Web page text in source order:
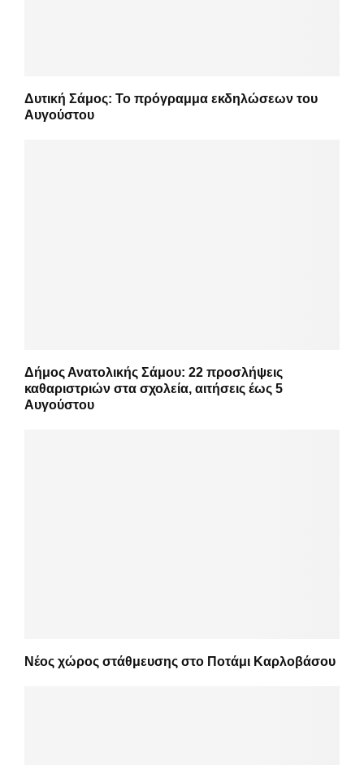
Δυτική Σάμος: Το πρόγραμμα εκδηλώσεων του
Αυγούστου
Δήμος Ανατολικής Σάμου: 22 προσλήψεις
καθαριστριών στα σχολεία, αιτήσεις έως 5
Αυγούστου
Νέος χώρος στάθμευσης στο Ποτάμι Καρλοβάσου